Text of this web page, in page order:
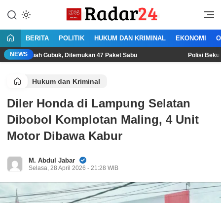
konten
Radar24.co.id
Jujur Lantang Bersuara
BERITA POLITIK HUKUM DAN KRIMINAL EKONOMI
NEWS
Gubuk, Ditemukan 47 Paket Sabu Polisi Bekuk Begal
Hukum dan Kriminal
Diler Honda di Lampung Selatan
Dibobol Komplotan Maling, 4 Unit
Motor Dibawa Kabur
M. Abdul Jabar
Selasa, 28 April 2026 - 21:28 WIB